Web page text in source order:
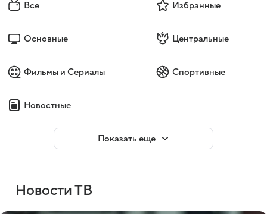
Все Избранные
Основные Центральные
Фильмы и Сериалы Спортивные
Новостные
Показать еще
Новости ТВ